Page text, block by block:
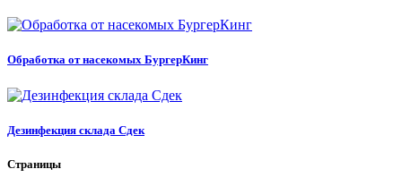
Обработка от насекомых БургерКинг
Дезинфекция склада Сдек
Страницы